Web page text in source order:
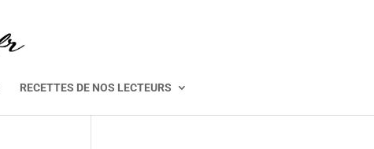
RECETTES DE NOS LECTEURS